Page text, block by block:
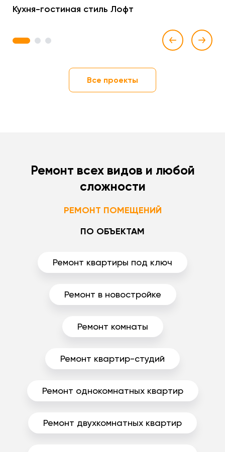
Кухня-гостиная стиль Лофт
1 2 3
Все проекты
Ремонт всех видов и любой
сложности
РЕМОНТ ПОМЕЩЕНИЙ
ПО ОБЪЕКТАМ
Ремонт квартиры под ключ
Ремонт в новостройке
Ремонт комнаты
Ремонт квартир-студий
Ремонт однокомнатных квартир
Ремонт двухкомнатных квартир